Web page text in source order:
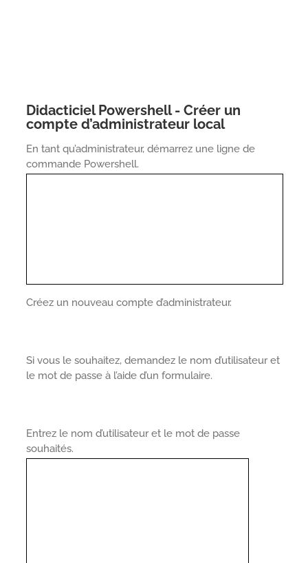
Didacticiel Powershell - Créer un
compte d’administrateur local
En tant qu’administrateur, démarrez une ligne de
commande Powershell.
Créez un nouveau compte d’administrateur.
Si vous le souhaitez, demandez le nom d’utilisateur et
le mot de passe à l’aide d’un formulaire.
Entrez le nom d’utilisateur et le mot de passe
souhaités.